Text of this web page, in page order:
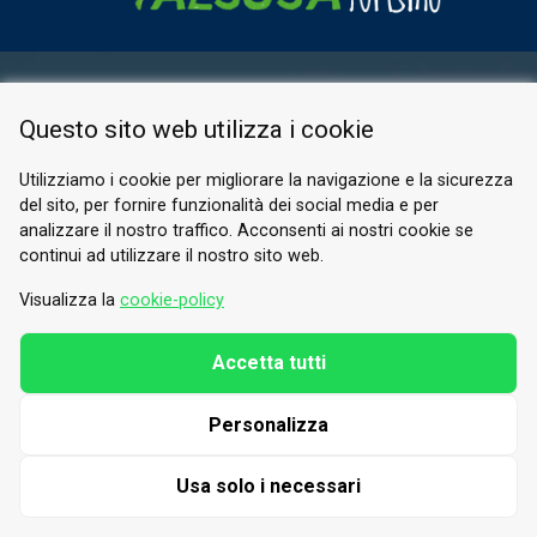
PRIVACY POLICY
© 2026 Valle di Susa
Tesori di Arte e Cultura Alpina
Tel.
Email.info@vallesusa-tesori.it
Questo sito web utilizza i cookie
Utilizziamo i cookie per migliorare la navigazione e la sicurezza
del sito, per fornire funzionalità dei social media e per
analizzare il nostro traffico. Acconsenti ai nostri cookie se
continui ad utilizzare il nostro sito web.
Visualizza la cookie-policy
Usa solo i necessari
Personalizza
Accetta tutti